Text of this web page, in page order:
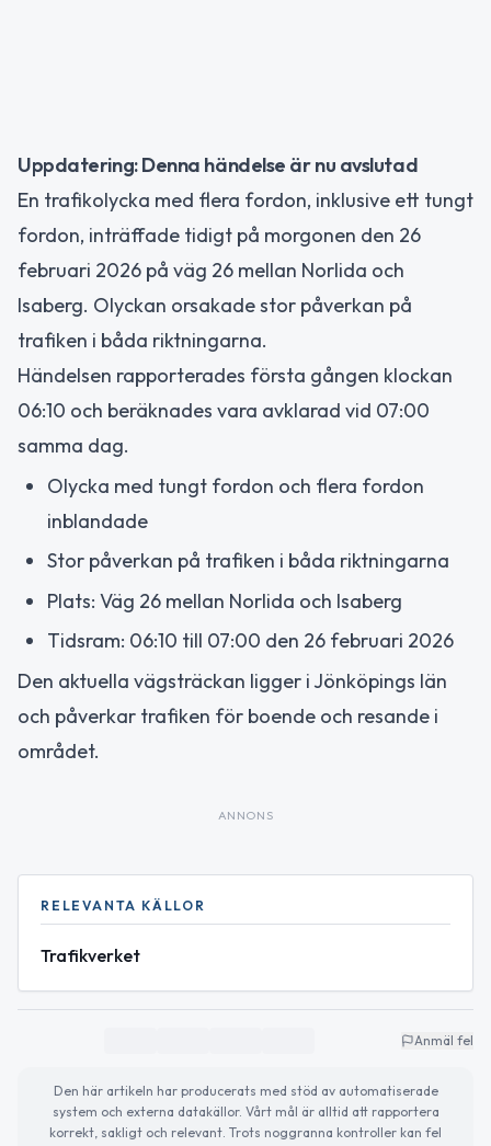
Uppdatering: Denna händelse är nu avslutad
En trafikolycka med flera fordon, inklusive ett tungt
fordon, inträffade tidigt på morgonen den 26
februari 2026 på väg 26 mellan Norlida och
Isaberg. Olyckan orsakade stor påverkan på
trafiken i båda riktningarna.
Händelsen rapporterades första gången klockan
06:10 och beräknades vara avklarad vid 07:00
samma dag.
Olycka med tungt fordon och flera fordon
inblandade
Stor påverkan på trafiken i båda riktningarna
Plats: Väg 26 mellan Norlida och Isaberg
Tidsram: 06:10 till 07:00 den 26 februari 2026
Den aktuella vägsträckan ligger i Jönköpings län
och påverkar trafiken för boende och resande i
området.
ANNONS
RELEVANTA KÄLLOR
Trafikverket
Anmäl fel
Den här artikeln har producerats med stöd av automatiserade
system och externa datakällor. Vårt mål är alltid att rapportera
korrekt, sakligt och relevant. Trots noggranna kontroller kan fel